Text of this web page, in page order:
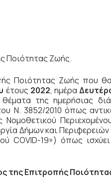
Ποιότητας Ζωής.
Ποιότητας Ζωής που
έτους 2022, ημέρα
της ημερήσιας
Ν. 3852/2010 όπως
Δήμων και
COVID-19») όπως
της Επιτροπής